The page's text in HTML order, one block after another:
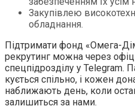
Закупівлею
обладнання.
Підтримати фонд «Омега-
рекрутинг можна через
спецпідрозділу у Telegram.
кується спільно, і кожен
наближають день, коли
залишиться за нами.